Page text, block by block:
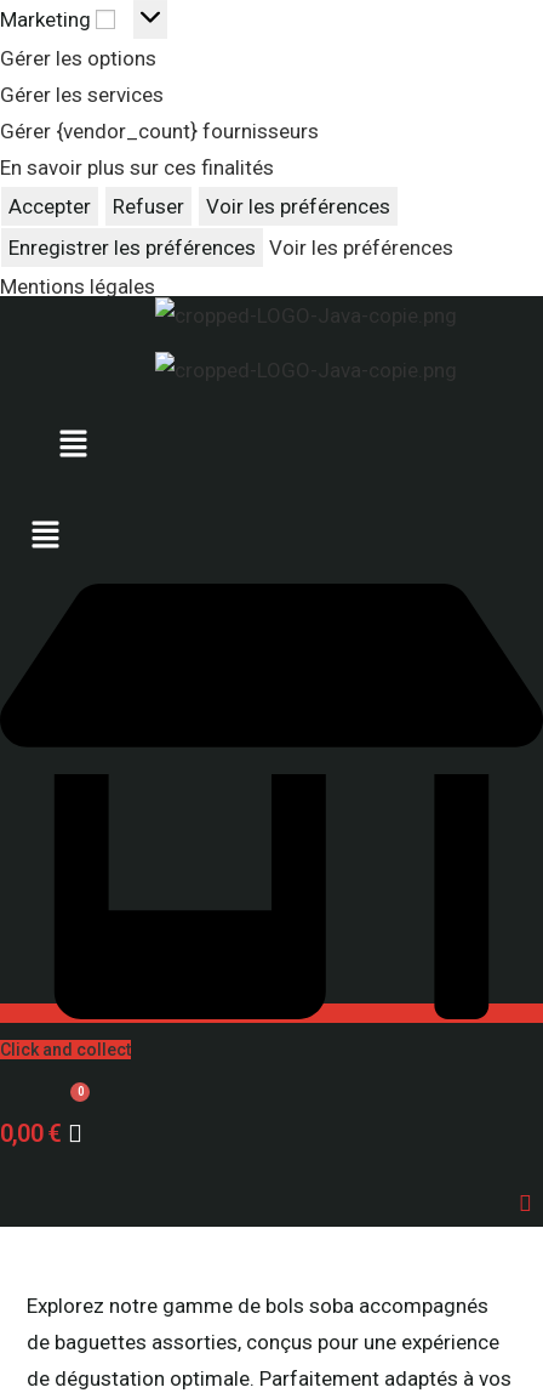
Marketing Marketing
Gérer les options
Gérer les services
Gérer {vendor_count} fournisseurs
En savoir plus sur ces finalités
Accepter
Refuser
Voir les préférences
Enregistrer les préférences Voir les préférences
Mentions légales
Menu
Menu
Click and collect
0,00€
Explorez notre gamme de bols soba accompagnés
de baguettes assorties, conçus pour une expérience
de dégustation optimale. Parfaitement adaptés à vos